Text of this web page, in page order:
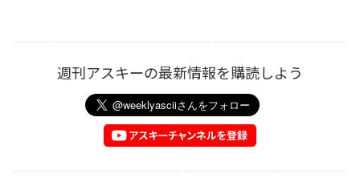
週刊アスキーの最新情報を購読しよう